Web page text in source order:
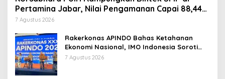
Pertamina Jabar, Nilai Pengamanan Capai 88,44
Persen
7 Agustus 2026
Rakerkonas APINDO Bahas Ketahanan
Ekonomi Nasional, IMO Indonesia Soroti
Pentingnya Kolaborasi Lintas Sektor
7 Agustus 2026